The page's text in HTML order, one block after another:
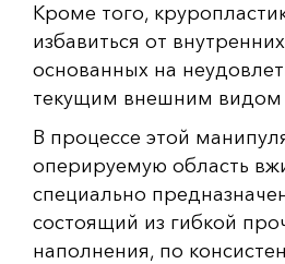
Кроме того,
избавиться от
основанных на
текущим внешним видом
В процессе этой
оперируемую область
специально
состоящий из гибкой
наполнения, по